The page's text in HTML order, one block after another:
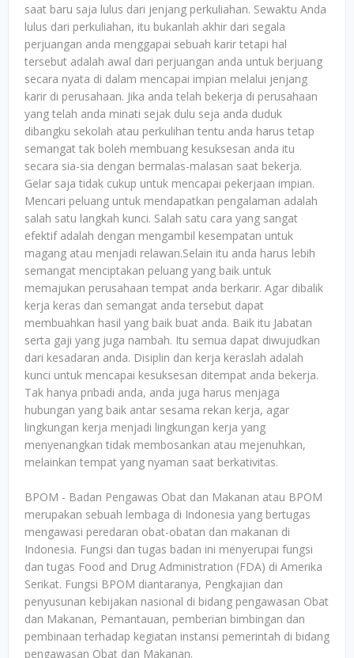
saat baru saja lulus dari jenjang perkuliahan. Sewaktu Anda
lulus dari perkuliahan, itu bukanlah akhir dari segala
perjuangan anda menggapai sebuah karir tetapi hal
tersebut adalah awal dari perjuangan anda untuk berjuang
secara nyata di dalam mencapai impian melalui jenjang
karir di perusahaan. Jika anda telah bekerja di perusahaan
yang telah anda minati sejak dulu seja anda duduk
dibangku sekolah atau perkulihan tentu anda harus tetap
semangat tak boleh membuang kesuksesan anda itu
secara sia-sia dengan bermalas-malasan saat bekerja.
Gelar saja tidak cukup untuk mencapai pekerjaan impian.
Mencari peluang untuk mendapatkan pengalaman adalah
salah satu langkah kunci. Salah satu cara yang sangat
efektif adalah dengan mengambil kesempatan untuk
magang atau menjadi relawan.Selain itu anda harus lebih
semangat menciptakan peluang yang baik untuk
memajukan perusahaan tempat anda berkarir. Agar dibalik
kerja keras dan semangat anda tersebut dapat
membuahkan hasil yang baik buat anda. Baik itu Jabatan
serta gaji yang juga nambah. Itu semua dapat diwujudkan
dari kesadaran anda. Disiplin dan kerja keraslah adalah
kunci untuk mencapai kesuksesan ditempat anda bekerja.
Tak hanya pribadi anda, anda juga harus menjaga
hubungan yang baik antar sesama rekan kerja, agar
lingkungan kerja menjadi lingkungan kerja yang
menyenangkan tidak membosankan atau mejenuhkan,
melainkan tempat yang nyaman saat berkativitas.
BPOM - Badan Pengawas Obat dan Makanan atau BPOM
merupakan sebuah lembaga di Indonesia yang bertugas
mengawasi peredaran obat-obatan dan makanan di
Indonesia. Fungsi dan tugas badan ini menyerupai fungsi
dan tugas Food and Drug Administration (FDA) di Amerika
Serikat. Fungsi BPOM diantaranya, Pengkajian dan
penyusunan kebijakan nasional di bidang pengawasan Obat
dan Makanan, Pemantauan, pemberian bimbingan dan
pembinaan terhadap kegiatan instansi pemerintah di bidang
pengawasan Obat dan Makanan.